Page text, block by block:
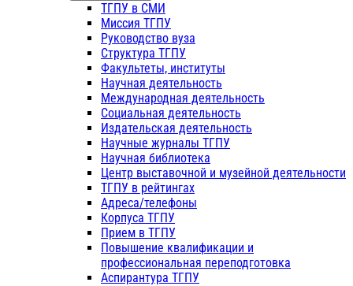
ТГПУ в СМИ
Миссия ТГПУ
Руководство вуза
Структура ТГПУ
Факультеты, институты
Научная деятельность
Международная деятельность
Социальная деятельность
Издательская деятельность
Научные журналы ТГПУ
Научная библиотека
Центр выставочной и музейной деятельности
ТГПУ в рейтингах
Адреса/телефоны
Корпуса ТГПУ
Прием в ТГПУ
Повышение квалификации и
профессиональная переподготовка
Аспирантура ТГПУ